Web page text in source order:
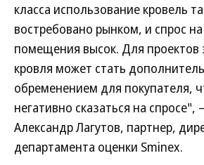
класса использование кровель
востребовано рынком, и спрос
помещения высок. Для проектов
кровля может стать
обременением для покупателя,
негативно сказаться на
Александр Лагутов, партнер,
департамента оценки Sminex.